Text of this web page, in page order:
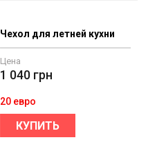
Чехол для летней кухни
Цена
1 040 грн
20 евро
КУПИТЬ